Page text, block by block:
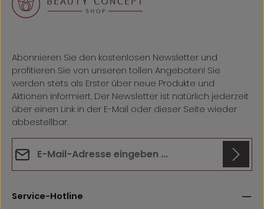
Abonnieren Sie den kostenlosen Newsletter und
profitieren Sie von unseren tollen Angeboten! Sie
werden stets als Erster über neue Produkte und
Aktionen informiert. Der Newsletter ist natürlich jederzeit
über einen Link in der E-Mail oder dieser Seite wieder
abbestellbar.
Ich habe dieDatenschutzbestimmungen
Die mit einem Stern (*) markierten Felder sind
Service-Hotline